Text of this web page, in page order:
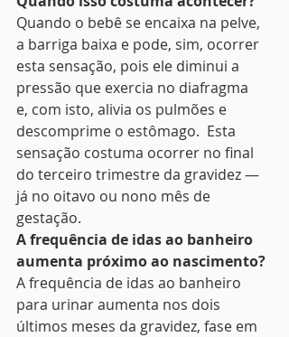
Quando o bebê se encaixa na pelve,
a barriga baixa e pode, sim, ocorrer
esta sensação, pois ele diminui a
pressão que exercia no diafragma
e, com isto, alivia os pulmões e
descomprime o estômago.  Esta
sensação costuma ocorrer no final
do terceiro trimestre da gravidez —
já no oitavo ou nono mês de
gestação.
A frequência de idas ao banheiro
aumenta próximo ao nascimento?
A frequência de idas ao banheiro
para urinar aumenta nos dois
últimos meses da gravidez, fase em